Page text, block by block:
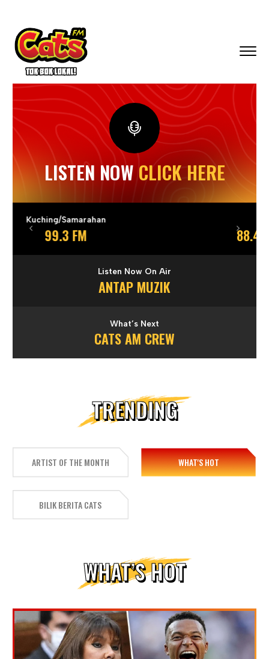
LISTEN NOWCLICK HERE
88.4 FM / 99.9 FM
Previous Next
Listen Now On Air
ANTAP MUZIK
What’s Next
CATS AM CREW
TRENDING
ARTIST OF THE MONTH WHAT'S HOT
BILIK BERITA CATS
WHAT’S HOT